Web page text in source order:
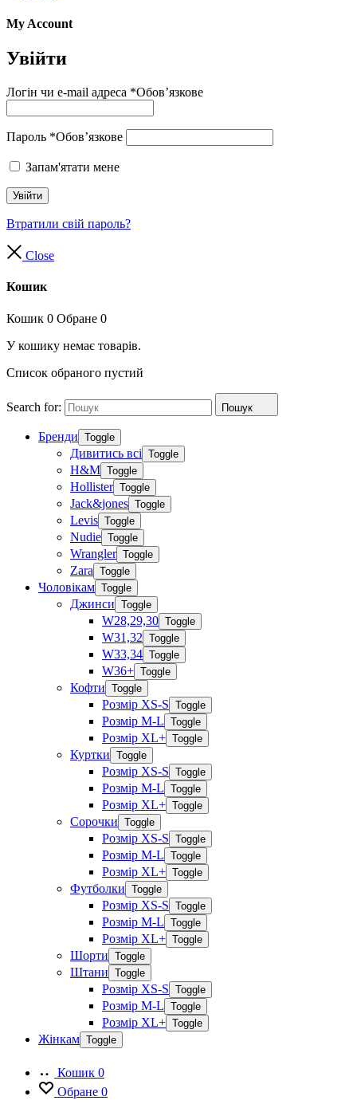
My Account
Увійти
Логін чи e-mail адреса *Обов’язкове
Пароль *Обов’язкове
Запам'ятати мене
Увійти
Втратили свій пароль?
Close
Кошик
Кошик 0 Обране 0
У кошику немає товарів.
Список обраного пустий
Search for: Пошук
Бренди Toggle
Дивитись всі Toggle
H&M Toggle
Hollister Toggle
Jack&jones Toggle
Levis Toggle
Nudie Toggle
Wrangler Toggle
Zara Toggle
Чоловікам Toggle
Джинси Toggle
W28,29,30 Toggle
W31,32 Toggle
W33,34 Toggle
W36+ Toggle
Кофти Toggle
Розмір XS-S Toggle
Розмір M-L Toggle
Розмір XL+ Toggle
Куртки Toggle
Розмір XS-S Toggle
Розмір M-L Toggle
Розмір XL+ Toggle
Сорочки Toggle
Розмір XS-S Toggle
Розмір M-L Toggle
Розмір XL+ Toggle
Футболки Toggle
Розмір XS-S Toggle
Розмір M-L Toggle
Розмір XL+ Toggle
Шорти Toggle
Штани Toggle
Розмір XS-S Toggle
Розмір M-L Toggle
Розмір XL+ Toggle
Жінкам Toggle
Кошик 0
Обране 0